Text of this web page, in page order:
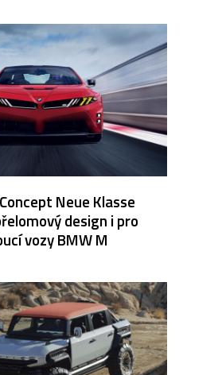
Neue Klasse
design i pro
vozy BMW M